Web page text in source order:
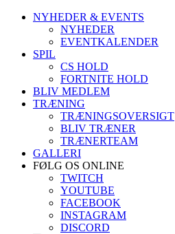
Skip
NYHEDER & EVENTS
NYHEDER
EVENTKALENDER
SPIL
CS HOLD
FORTNITE HOLD
BLIV MEDLEM
TRÆNING
TRÆNINGSOVERSIGT
BLIV TRÆNER
TRÆNERTEAM
GALLERI
FØLG OS ONLINE
TWITCH
YOUTUBE
FACEBOOK
INSTAGRAM
DISCORD